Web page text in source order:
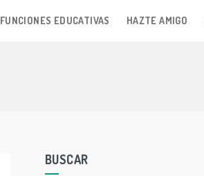
FUNCIONES EDUCATIVAS HAZTE AMIGO
BUSCAR